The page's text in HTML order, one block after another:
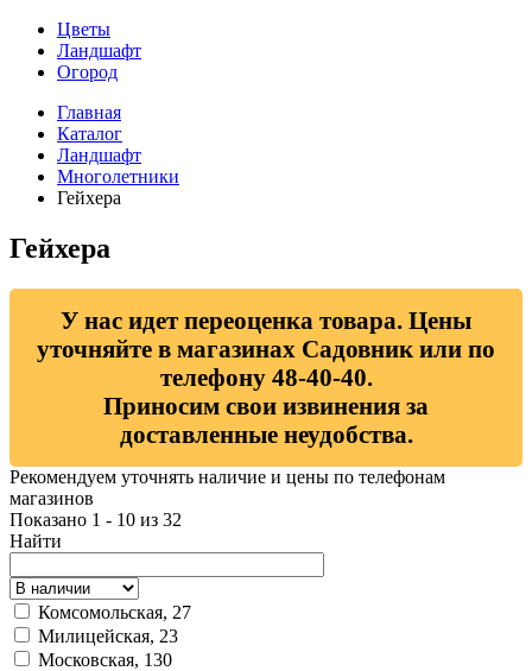
Цветы
Ландшафт
Огород
Главная
Каталог
Ландшафт
Многолетники
Гейхера
Гейхера
У нас идет переоценка товара. Цены
уточняйте в магазинах Садовник или по
телефону 48-40-40.
Приносим свои извинения за
доставленные неудобства.
Рекомендуем уточнять наличие и цены по телефонам
магазинов
Показано 1 - 10 из 32
Найти
Комсомольская, 27
Милицейская, 23
Московская, 130